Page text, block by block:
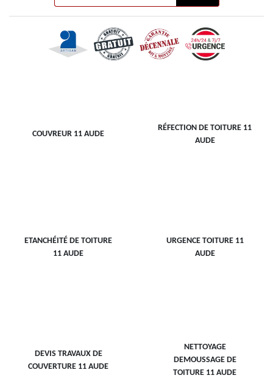
COUVREUR 11 AUDE
RÉFECTION DE TOITURE 11
AUDE
ETANCHÉITÉ DE TOITURE
11 AUDE
URGENCE TOITURE 11
AUDE
DEVIS TRAVAUX DE
COUVERTURE 11 AUDE
NETTOYAGE
DEMOUSSAGE DE
TOITURE 11 AUDE